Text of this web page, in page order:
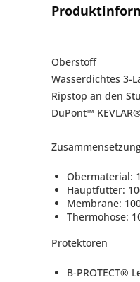
Oberstoff
Wasserdichtes 3-
Ripstop an den
DuPont™
Obermaterial:
Hauptfutter:
Membrane:
Thermohose:
Protektoren
B-PROTECT®